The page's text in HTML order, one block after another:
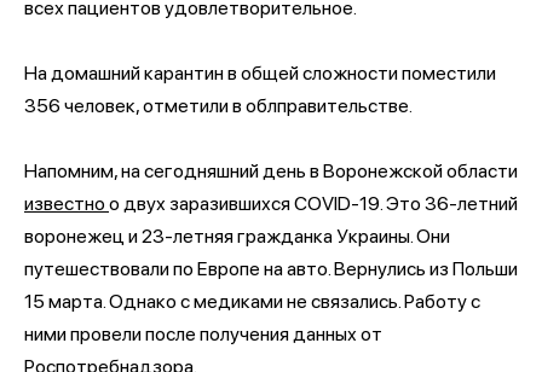
всех пациентов удовлетворительное.
На домашний карантин в общей сложности поместили
356 человек, отметили в облправительстве.
Напомним, на сегодняшний день в Воронежской области
известно о двух заразившихся COVID-19. Это 36-летний
воронежец и 23-летняя гражданка Украины. Они
путешествовали по Европе на авто. Вернулись из Польши
15 марта. Однако с медиками не связались. Работу с
ними провели после получения данных от
Роспотребнадзора.